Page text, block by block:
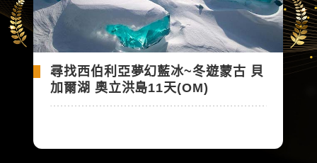
尋找西伯利亞夢幻藍冰~冬遊蒙古 貝
加爾湖 奧立洪島11天(OM)